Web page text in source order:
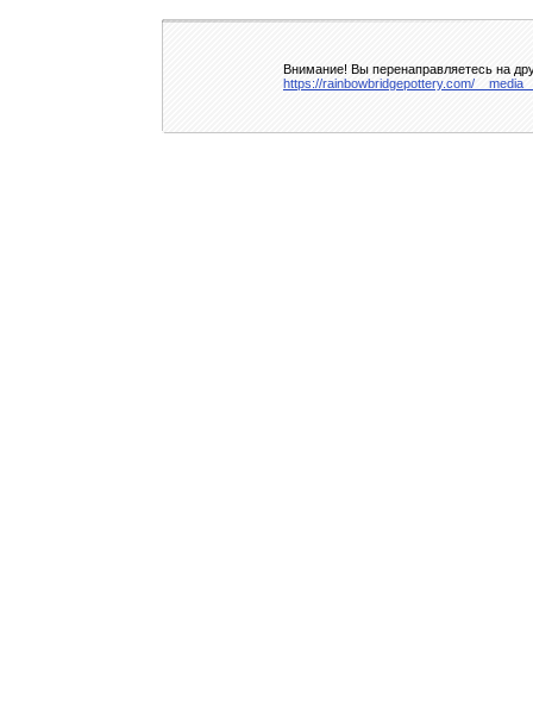
Внимание! Вы перенаправляетесь на
https://rainbowbridgepottery.com/